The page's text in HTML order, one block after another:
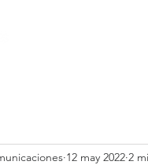
12 may 2022 2